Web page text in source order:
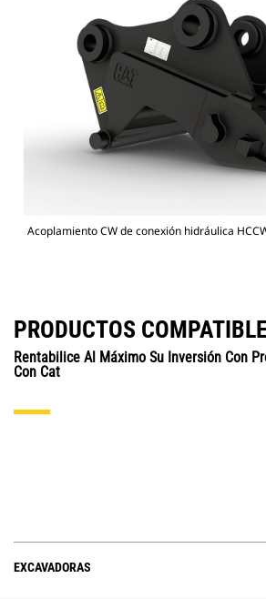
Acoplamiento CW de conexión hidráulica
PRODUCTOS
Rentabilice Al Máximo Su Inversión Con
Con Cat
EXCAVADORAS